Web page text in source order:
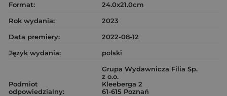
Format:
24.0x21.0cm
Rok wydania:
2023
Data premiery:
2022-08-12
Język wydania:
polski
Podmiot
odpowiedzialny:
Grupa Wydawnicza Filia Sp.
z o.o.
Kleeberga 2
61-615 Poznań